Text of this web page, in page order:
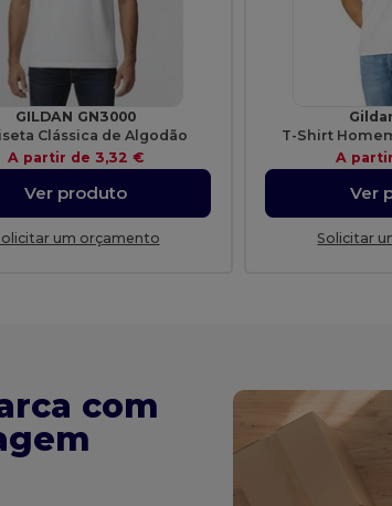
GILDAN GN3000
Clássica de Algodão
A partir de 3,32 €
Ver produto
um orçamento
T-Shirt
A
Ver
Solicitar
com